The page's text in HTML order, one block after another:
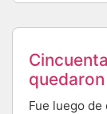
Fue luego